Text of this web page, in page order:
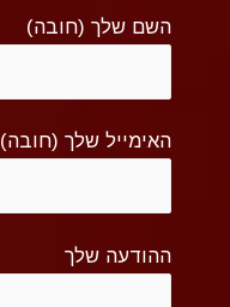
השם שלך (חובה)
האימייל שלך (חובה)
ההודעה שלך